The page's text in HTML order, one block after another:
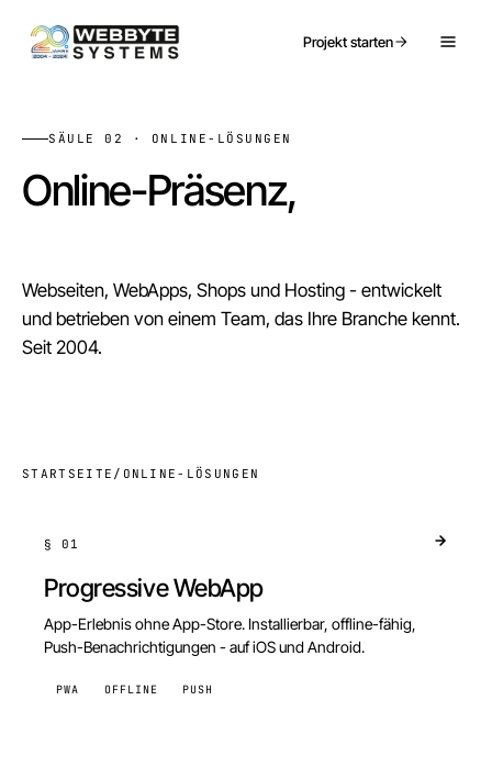
Projekt starten
SÄULE 02 · ONLINE-LÖSUNGEN
Online-Präsenz,
die Leads bringt.
Webseiten, WebApps, Shops und Hosting - entwickelt
und betrieben von einem Team, das Ihre Branche kennt.
Seit 2004.
STARTSEITE / ONLINE-LÖSUNGEN
§01
Progressive WebApp
App-Erlebnis ohne App-Store. Installierbar, offline-fähig,
Push-Benachrichtigungen - auf iOS und Android.
PWA OFFLINE PUSH